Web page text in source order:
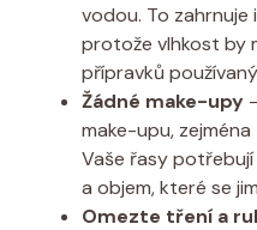
vodou. To zahrnuje
protože vlhkost by
přípravků
Žádné make-upy
make-upu,
Vaše řasy
a objem, které se
Omezte tření a